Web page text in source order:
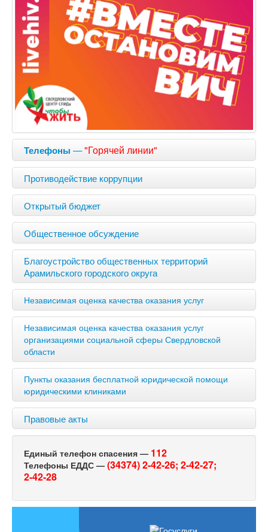
Телефоны —"Горячей линии"
Противодействие коррупции
Открытый бюджет
Общественное обсуждение
Благоустройство общественных территорий
Арамильского городского округа
Независимая оценка качества оказания услуг
Независимая оценка качества оказания услуг
организациями социальной сферы Свердловской
области
Пункты оказания бесплатной юридической помощи
юридическими клиниками
Правовые акты
Единый телефон спасения — 112
Телефоны ЕДДС — (34374) 2-42-26; 2-42-27;
2-42-28